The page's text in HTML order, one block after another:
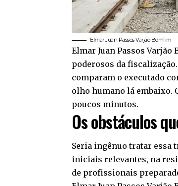
Elmar Juan Passos Varjão Bomfim
Elmar Juan Passos
poderosos da
comparam o executado
olho humano lá embaixo.
poucos minutos.
Os obstáculos
Seria ingênuo tratar essa
iniciais relevantes, na
de profissionais